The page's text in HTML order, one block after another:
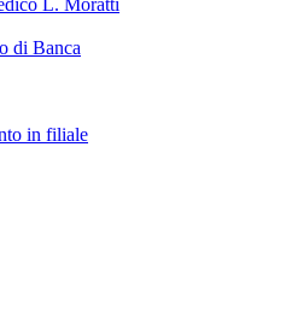
L. Moratti
di Banca
in filiale